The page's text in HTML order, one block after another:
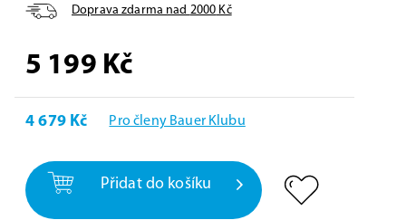
Doprava zdarma nad 2000 Kč
5 199 Kč
4 679 Kč Pro členy Bauer Klubu
Přidat do košíku